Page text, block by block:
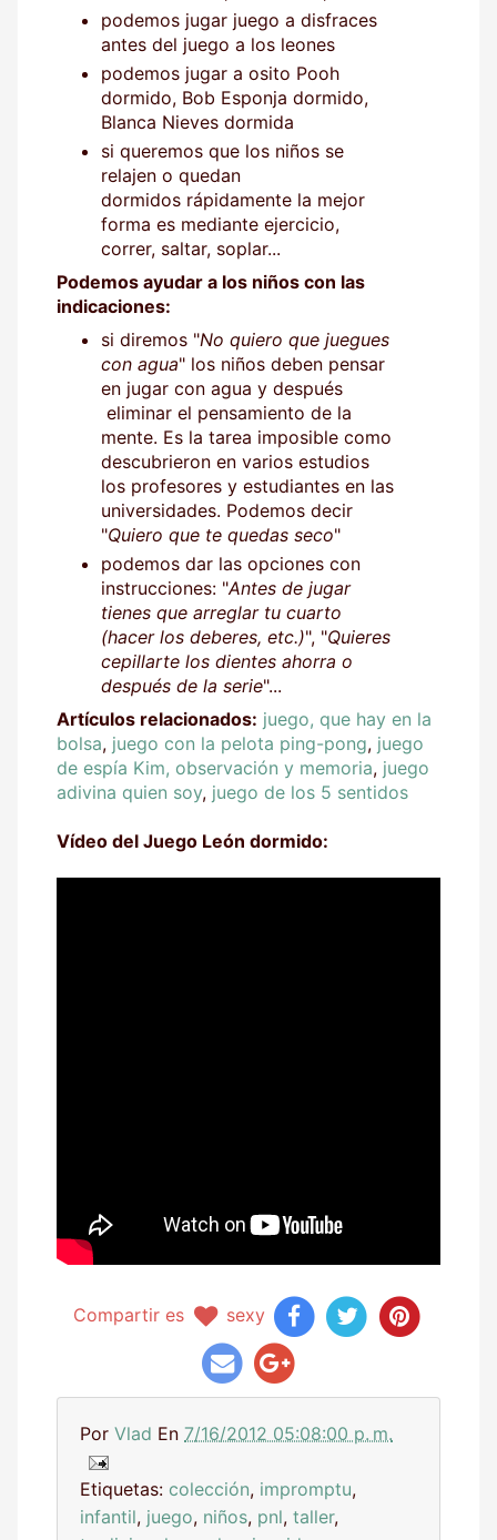
podemos jugar juego a disfraces
antes del juego a los leones
podemos jugar a osito Pooh
dormido, Bob Esponja dormido,
Blanca Nieves dormida
si queremos que los niños se
relajen o quedan
dormidos rápidamente la mejor
forma es mediante ejercicio,
correr, saltar, soplar...
Podemos ayudar a los niños con las
indicaciones:
si diremos "No quiero que juegues
con agua" los niños deben pensar
en jugar con agua y después
eliminar el pensamiento de la
mente. Es la tarea imposible como
descubrieron en varios estudios
los profesores y estudiantes en las
universidades. Podemos decir
"Quiero que te quedas seco"
podemos dar las opciones con
instrucciones: "Antes de jugar
tienes que arreglar tu cuarto
(hacer los deberes, etc.)", "Quieres
cepillarte los dientes ahorra o
después de la serie"...
Artículos relacionados: juego, que hay en la
bolsa, juego con la pelota ping-pong, juego
de espía Kim, observación y memoria, juego
adivina quien soy, juego de los 5 sentidos
Vídeo del Juego León dormido:
Compartir es sexy
Por Vlad En 7/16/2012 05:08:00 p. m.
Etiquetas: colección, impromptu,
infantil, juego, niños, pnl, taller,